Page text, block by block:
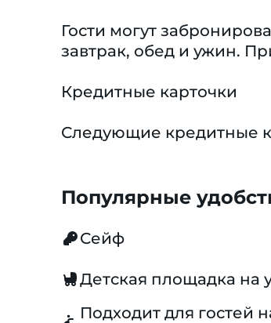
Гости могут
завтрак, обед и ужин.
Кредитные карточки
Следующие кредитные
Популярные
Сейф
Детская площадка на
Подходит для гостей